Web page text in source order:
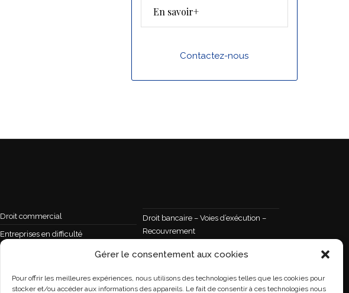
Gérer le consentement aux cookies
Pour offrir les meilleures expériences, nous utilisons des technologies telles que les cookies pour
stocker et/ou accéder aux informations des appareils. Le fait de consentir à ces technologies nous
En savoir+
Contactez-nous
Droit commercial
Entreprises en difficulté
Propriété intellectuelle et droit de
Contrat, concurrence, distribution
Droit bancaire – Voies d’exécution –
Recouvrement